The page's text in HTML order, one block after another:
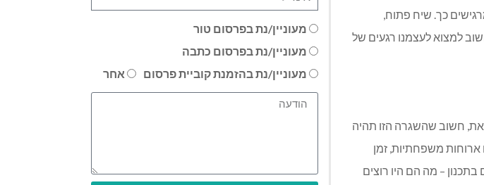
כך. שיח פתוח,
למצוא לעצמנו רגעים של
חשוב שהשגרה הזו תהיה
משפחתיות, זמן
בתכנון – מה הם היו רוצים
מעוניין/נת בפרסום טור
מעוניין/נת בפרסום כתבה
מעוניין/נת בהזמנת קוביית פרסום
אחר